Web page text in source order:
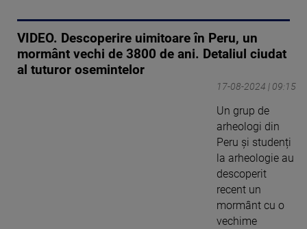
VIDEO. Descoperire uimitoare în Peru, un
mormânt vechi de 3800 de ani. Detaliul ciudat
al tuturor osemintelor
17-08-2024 | 09:15
Un grup de
arheologi din
Peru și studenți
la arheologie au
descoperit
recent un
mormânt cu o
vechime